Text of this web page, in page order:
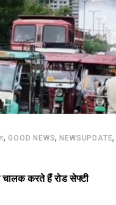
,GOOD NEWS,NEWSUPDATE
चालक करते हैं रोड सेफ्टी